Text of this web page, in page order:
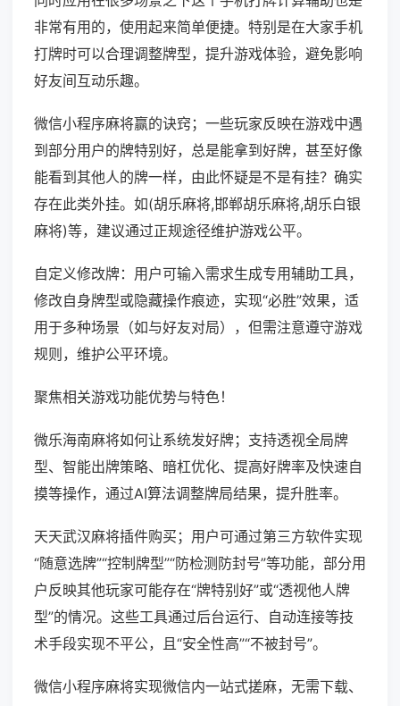
非常有用的，使用起来简单便捷。特别是在大家手机
打牌时可以合理调整牌型，提升游戏体验，避免影响
好友间互动乐趣。
微信小程序麻将赢的诀窍；一些玩家反映在游戏中遇
到部分用户的牌特别好，总是能拿到好牌，甚至好像
能看到其他人的牌一样，由此怀疑是不是有挂？确实
存在此类外挂。如(胡乐麻将,邯郸胡乐麻将,胡乐白银
麻将)等，建议通过正规途径维护游戏公平。
自定义修改牌：用户可输入需求生成专用辅助工具，
修改自身牌型或隐藏操作痕迹，实现“必胜”效果，适
用于多种场景（如与好友对局），但需注意遵守游戏
规则，维护公平环境。
聚焦相关游戏功能优势与特色！
微乐海南麻将如何让系统发好牌；支持透视全局牌
型、智能出牌策略、暗杠优化、提高好牌率及快速自
摸等操作，通过AI算法调整牌局结果，提升胜率。
天天武汉麻将插件购买；用户可通过第三方软件实现
“随意选牌”“控制牌型”“防检测防封号”等功能，部分用
户反映其他玩家可能存在“牌特别好”或“透视他人牌
型”的情况。这些工具通过后台运行、自动连接等技
术手段实现不平公，且“安全性高”“不被封号”。
微信小程序麻将实现微信内一站式搓麻，无需下载、